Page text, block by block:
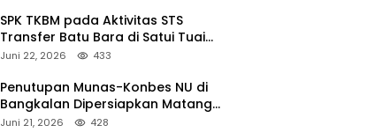
SPK TKBM pada Aktivitas STS
Transfer Batu Bara di Satui Tuai
Sorotan
Juni 22, 2026 433
Penutupan Munas-Konbes NU di
Bangkalan Dipersiapkan Matang,
Gus Ipul Turun Tangan
Juni 21, 2026 428